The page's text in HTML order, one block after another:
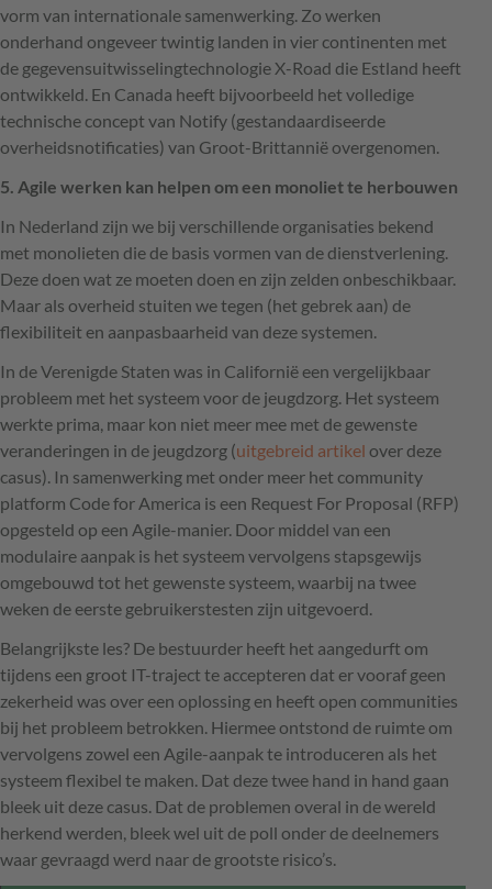
vorm van internationale samenwerking. Zo werken
onderhand ongeveer twintig landen in vier continenten met
de gegevensuitwisselingtechnologie X-Road die Estland heeft
ontwikkeld. En Canada heeft bijvoorbeeld het volledige
technische concept van Notify (gestandaardiseerde
overheidsnotificaties) van Groot-Brittannië overgenomen.
5. Agile werken kan helpen om een monoliet te herbouwen
In Nederland zijn we bij verschillende organisaties bekend
met monolieten die de basis vormen van de dienstverlening.
Deze doen wat ze moeten doen en zijn zelden onbeschikbaar.
Maar als overheid stuiten we tegen (het gebrek aan) de
flexibiliteit en aanpasbaarheid van deze systemen.
In de Verenigde Staten was in Californië een vergelijkbaar
probleem met het systeem voor de jeugdzorg. Het systeem
werkte prima, maar kon niet meer mee met de gewenste
veranderingen in de jeugdzorg (uitgebreid artikel over deze
casus). In samenwerking met onder meer het community
platform Code for America is een Request For Proposal (RFP)
opgesteld op een Agile-manier. Door middel van een
modulaire aanpak is het systeem vervolgens stapsgewijs
omgebouwd tot het gewenste systeem, waarbij na twee
weken de eerste gebruikerstesten zijn uitgevoerd.
Belangrijkste les? De bestuurder heeft het aangedurft om
tijdens een groot IT-traject te accepteren dat er vooraf geen
zekerheid was over een oplossing en heeft open communities
bij het probleem betrokken. Hiermee ontstond de ruimte om
vervolgens zowel een Agile-aanpak te introduceren als het
systeem flexibel te maken. Dat deze twee hand in hand gaan
bleek uit deze casus. Dat de problemen overal in de wereld
herkend werden, bleek wel uit de poll onder de deelnemers
waar gevraagd werd naar de grootste risico’s.